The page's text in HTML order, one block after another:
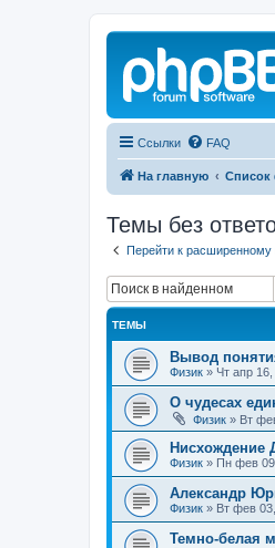
Ссылки FAQ
На главную
Темы без
Перейти к расширенному
ТЕМЫ
Вывод
Физик » Чт апр
О чудесах
Физик » Вт
Нисхождение
Физик » Пн фев
Александр
Физик » Вт фев
Темно-белая